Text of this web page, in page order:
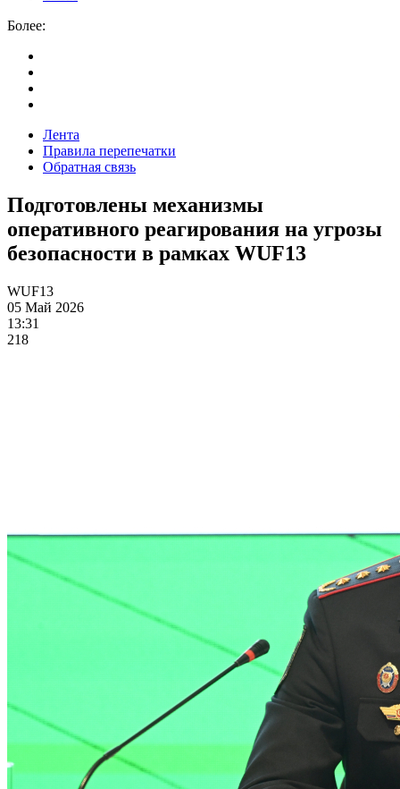
Более:
Лента
Правила перепечатки
Обратная связь
Подготовлены механизмы
оперативного реагирования на угрозы
безопасности в рамках WUF13
WUF13
05 Май 2026
13:31
218